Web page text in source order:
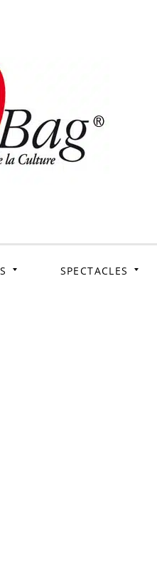
SPECTACLES